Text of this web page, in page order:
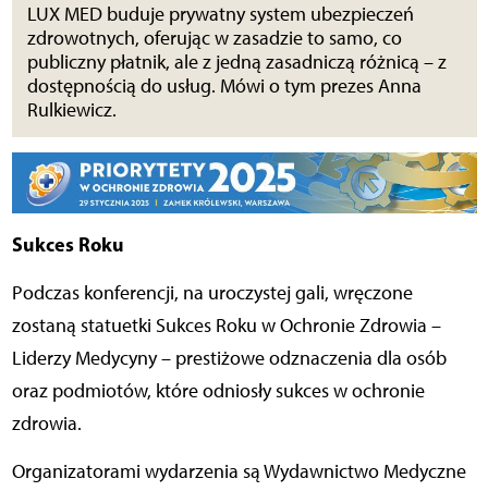
LUX MED buduje prywatny system ubezpieczeń
zdrowotnych, oferując w zasadzie to samo, co
publiczny płatnik, ale z jedną zasadniczą różnicą – z
dostępnością do usług. Mówi o tym prezes Anna
Rulkiewicz.
Sukces Roku
Podczas konferencji, na uroczystej gali, wręczone
zostaną statuetki Sukces Roku w Ochronie Zdrowia –
Liderzy Medycyny – prestiżowe odznaczenia dla osób
oraz podmiotów, które odniosły sukces w ochronie
zdrowia.
Organizatorami wydarzenia są Wydawnictwo Medyczne